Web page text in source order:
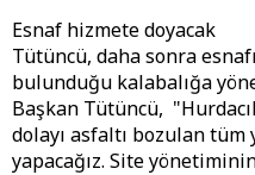
Esnaf hizmete doyacak
Tütüncü, daha sonra
bulunduğu kalabalığa
Başkan Tütüncü,
dolayı asfaltı bozulan tüm
yapacağız. Site